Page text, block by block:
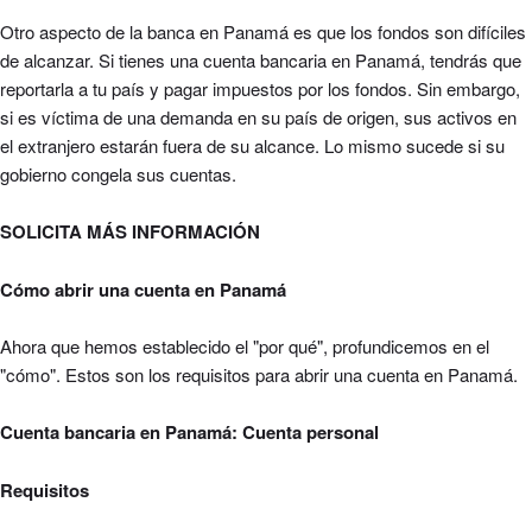
Otro aspecto de la banca en Panamá es que los fondos son difíciles
de alcanzar. Si tienes unacuenta bancaria en Panamá, tendrás que
reportarla a tu país y pagar impuestos por los fondos. Sin embargo,
si es víctima de una demanda en su país de origen, sus activos en
el extranjero estarán fuera de su alcance. Lo mismo sucede si su
gobierno congela sus cuentas.
SOLICITA MÁS INFORMACIÓN
Cómo abrir una cuenta en Panamá
Ahora que hemos establecido el "por qué", profundicemos en el
"cómo". Estos son los requisitos para abrir una cuenta en Panamá.
Cuenta bancaria en Panamá: Cuenta personal
Requisitos